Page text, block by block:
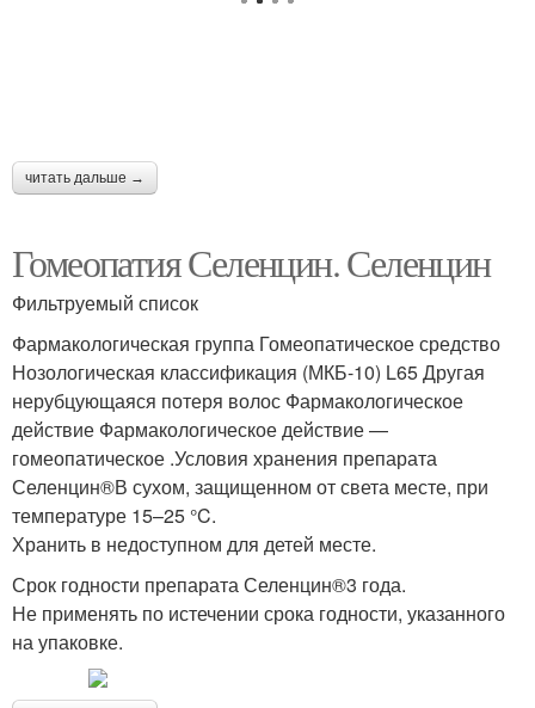
читать дальше →
Гомеопатия Селенцин. Селенцин
Фильтруемый список
Фармакологическая группа Гомеопатическое средство
Нозологическая классификация (МКБ-10) L65 Другая
нерубцующаяся потеря волос Фармакологическое
действие Фармакологическое действие —
гомеопатическое .Условия хранения препарата
Селенцин®В сухом, защищенном от света месте, при
температуре 15–25 °C.
Хранить в недоступном для детей месте.
Срок годности препарата Селенцин®3 года.
Не применять по истечении срока годности, указанного
на упаковке.